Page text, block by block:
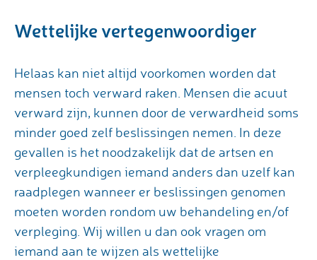
Wettelijke vertegenwoordiger
Helaas kan niet altijd voorkomen worden dat
mensen toch verward raken. Mensen die acuut
verward zijn, kunnen door de verwardheid soms
minder goed zelf beslissingen nemen. In deze
gevallen is het noodzakelijk dat de artsen en
verpleegkundigen iemand anders dan uzelf kan
raadplegen wanneer er beslissingen genomen
moeten worden rondom uw behandeling en/of
verpleging. Wij willen u dan ook vragen om
iemand aan te wijzen als wettelijke